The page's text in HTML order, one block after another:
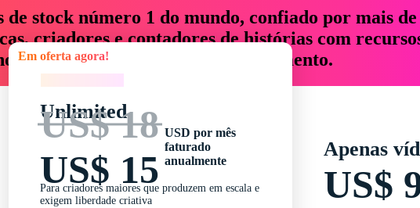
stock número 1 do mundo, confiado por mais
criadores e contadores de histórias com
até 76% em tempo e orçamento.
Em oferta agora!
Unlimited
US$ 18
US$ 15
USD por mês
faturado
anualmente
Para criadores maiores que produzem em escala e
exigem liberdade criativa
Apenas
US$